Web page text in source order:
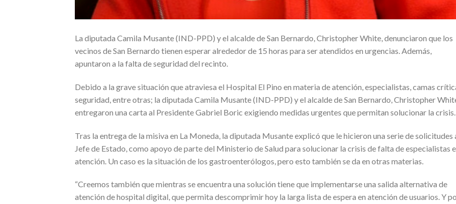
La diputada Camila Musante (IND-PPD) y el alcalde de San Bernardo, Christopher White, denunciaron que los
vecinos de San Bernardo tienen esperar alrededor de 15 horas para ser atendidos en urgencias. Además,
apuntaron a la falta de seguridad del recinto.
Debido a la grave situación que atraviesa el Hospital El Pino en materia de atención, especialistas, camas
seguridad, entre otras; la diputada Camila Musante (IND-PPD) y el alcalde de San Bernardo, Christopher
entregaron una carta al Presidente Gabriel Boric exigiendo medidas urgentes que permitan solucionar la crisis.
Tras la entrega de la misiva en La Moneda, la diputada Musante explicó que le hicieron una serie de solicitudes
Jefe de Estado, como apoyo de parte del Ministerio de Salud para solucionar la crisis de falta de especialistas
atención. Un caso es la situación de los gastroenterólogos, pero esto también se da en otras materias.
“Creemos también que mientras se encuentra una solución tiene que implementarse una salida alternativa de
atención de hospital digital, que permita descomprimir hoy la larga lista de espera en atención de usuarios. Y